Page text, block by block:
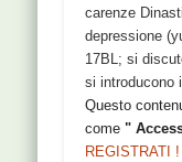
carenze
depressione
17BL; si
si introducono
Questo
come"
REGISTRATI !